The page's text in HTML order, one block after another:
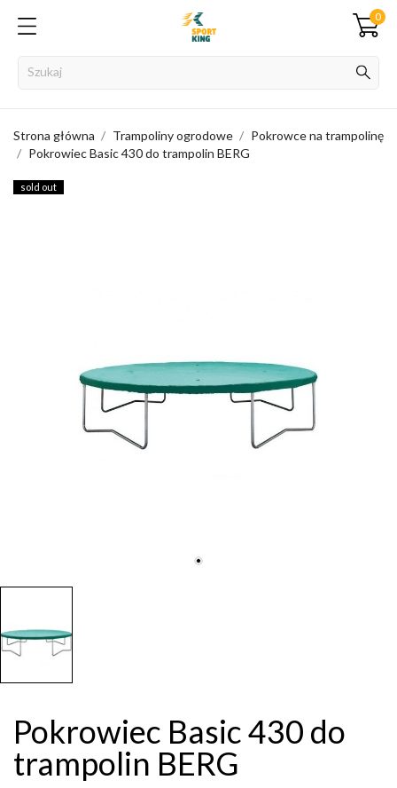
0
Strona główna Trampoliny ogrodowe
Pokrowce na trampolinę
Pokrowiec Basic 430 do trampolin BERG
sold out
Pokrowiec Basic 430 do
trampolin BERG